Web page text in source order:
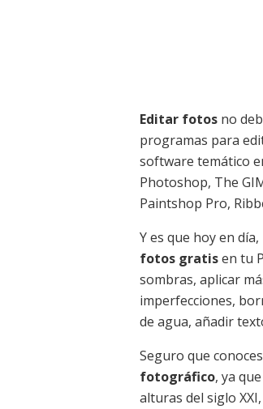
Editar fotos no
programas para
software temático
Photoshop, The
Paintshop Pro,
Y es que hoy en
fotos gratisen tu
sombras, aplicar
imperfecciones,
de agua, añadir
Seguro que
fotográfico, ya
alturas del siglo